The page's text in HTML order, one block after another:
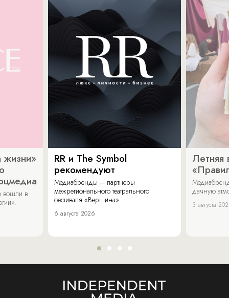
жизни»
вошли в
RR и The Symbol
рекомендуют
Медиабренды – партнеры
межрегионального театрального
фестиваля «Вершина».
6 августа 2026
Летняя
дачную
3 августа